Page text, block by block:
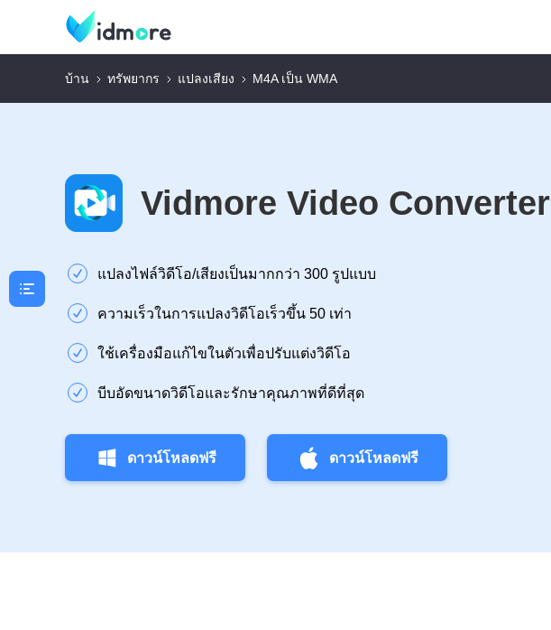
บ้าน ทรัพยากร แปลงเสียง M4A เป็น WMA
Vidmore Video Converter
แปลงไฟล์วิดีโอ/เสียงเป็นมากกว่า 300 รูปแบบ
ความเร็วในการแปลงวิดีโอเร็วขึ้น 50 เท่า
ใช้เครื่องมือแก้ไขในตัวเพื่อปรับแต่งวิดีโอ
บีบอัดขนาดวิดีโอและรักษาคุณภาพที่ดีที่สุด
ดาวน์โหลดฟรี ดาวน์โหลดฟรี